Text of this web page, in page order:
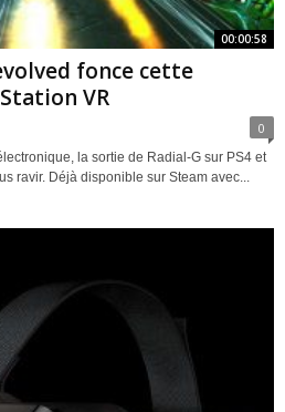
00:00:58
fonce cette
VR
0
la sortie de Radial-G sur PS4 et
ravir. Déjà disponible sur Steam avec...